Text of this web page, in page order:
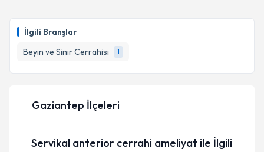
İlgili Branşlar
Beyin ve Sinir Cerrahisi
1
E-posta Adresiniz
Kişisel verilerimin işlenmesine ilişkin
Metni 'ni okudum ve kişisel verilerimin belirtilen
Gaziantep İlçeleri
Servikal anterior cerrahi ameliyat ile İlgili